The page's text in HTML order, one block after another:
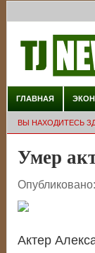
ГЛАВНАЯ
ВЫ НАХОДИТЕСЬ
Умер
Опубликовано:
Актер